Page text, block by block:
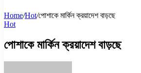
Home/Hot/পোশাকে মার্কিন ক্রয়াদেশ বাড়ছে
Hot
পোশাকে মার্কিন ক্রয়াদেশ বাড়ছে